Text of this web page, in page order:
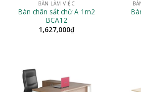
BÀN LÀM VIỆC
Bàn chân sắt chữ A 1m2
BCA12
1,627,000₫